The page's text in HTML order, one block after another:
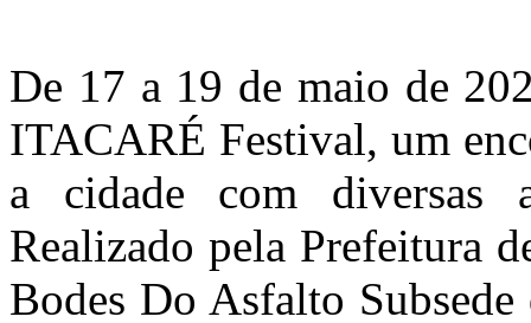
De 17 a 19 de maio de
ITACARÉ Festival, um
a cidade com diversas
Realizado pela Prefeitura
Bodes Do Asfalto